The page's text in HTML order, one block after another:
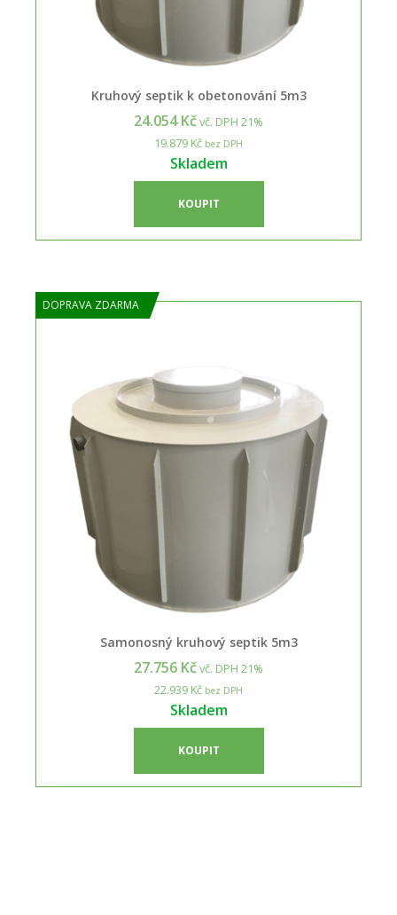
Kruhový septik k obetonování 5m3
24.054 Kčvč. DPH 21%
19.879 Kč bez DPH
Skladem
KOUPIT
DOPRAVA ZDARMA
Samonosný kruhový septik 5m3
27.756 Kčvč. DPH 21%
22.939 Kč bez DPH
Skladem
KOUPIT